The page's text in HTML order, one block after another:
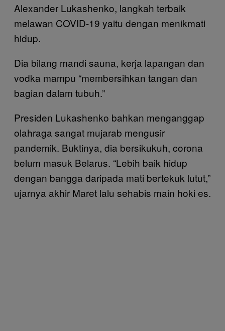
Alexander Lukashenko, langkah terbaik
melawan COVID-19 yaitu dengan menikmati
hidup.
Dia bilang mandi sauna, kerja lapangan dan
vodka mampu “membersihkan tangan dan
bagian dalam tubuh.”
Presiden Lukashenko bahkan menganggap
olahraga sangat mujarab mengusir
pandemik. Buktinya, dia bersikukuh, corona
belum masuk Belarus. “Lebih baik hidup
dengan bangga daripada mati bertekuk lutut,”
ujarnya akhir Maret lalu sehabis main hoki es.